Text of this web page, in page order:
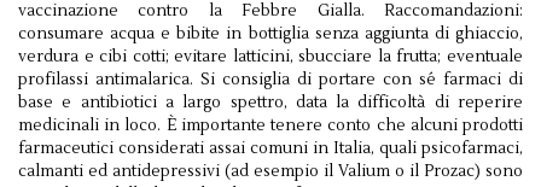
vaccinazione contro la Febbre Gialla. Raccomandazioni:
consumare acqua e bibite in bottiglia senza aggiunta di ghiaccio,
verdura e cibi cotti; evitare latticini, sbucciare la frutta; eventuale
profilassi antimalarica. Si consiglia di portare con sé farmaci di
base e antibiotici a largo spettro, data la difficoltà di reperire
medicinali in loco. È importante tenere conto che alcuni prodotti
farmaceutici considerati assai comuni in Italia, quali psicofarmaci,
calmanti ed antidepressivi (ad esempio il Valium o il Prozac) sono